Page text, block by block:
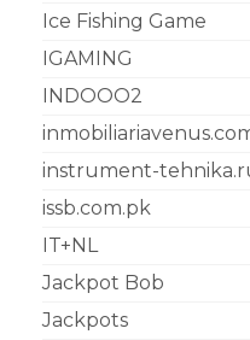
Ice Fishing Game
IGAMING
INDOOO2
instrument-
issb.com.pk
IT+NL
Jackpot Bob
Jackpots